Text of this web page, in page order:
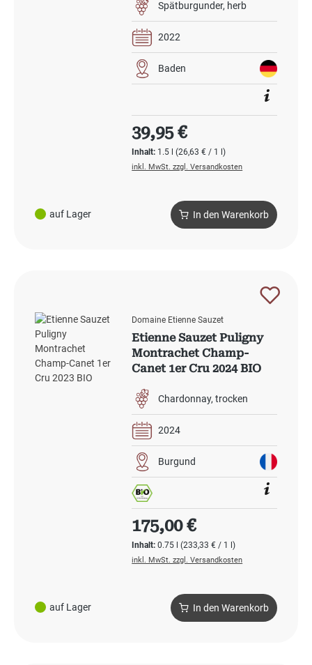
auf Lager
Spätburgunder herb
2022
Baden
Inhalt: 1.5 l(26,63 € / 1 l)
Regulärer Preis:
39,95 €
inkl. MwSt. zzgl. Versandkosten
In den Warenkorb
auf Lager
Domaine Etienne Sauzet
Etienne Sauzet Puligny
Montrachet Champ-
Canet 1er Cru 2024 BIO
Chardonnay trocken
2024
Burgund
Inhalt:0.75 l(233,33 € / 1 l)
Regulärer Preis:
175,00 €
inkl. MwSt. zzgl. Versandkosten
In den Warenkorb